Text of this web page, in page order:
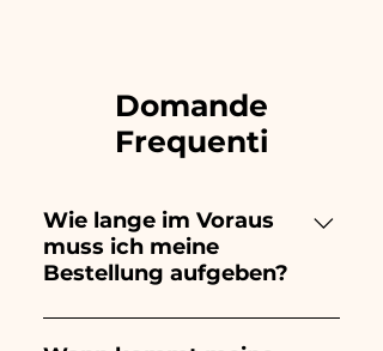
Domande
Frequenti
Wie lange im Voraus
muss ich meine
Bestellung aufgeben?
Ceramiche Ania kreiert und